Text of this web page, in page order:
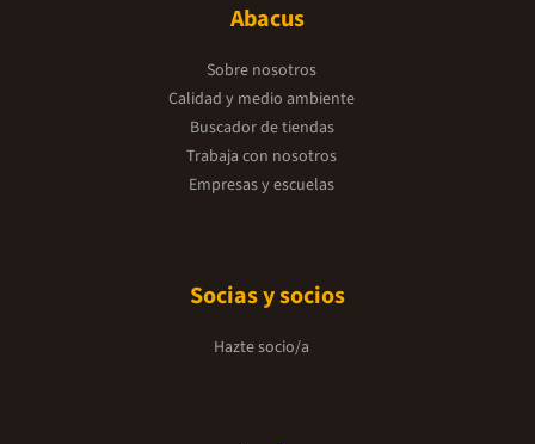
Abacus
Sobre nosotros
Calidad y medio ambiente
Buscador de tiendas
Trabaja con nosotros
Empresas y escuelas
Socias y socios
Hazte socio/a